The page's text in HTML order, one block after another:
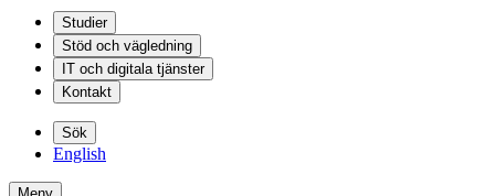
Studier
Stöd och vägledning
IT och digitala tjänster
Kontakt
Sök
English